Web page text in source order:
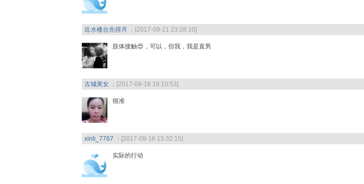
近水楼台先得月 ：[2017-09-21 23:28:10]
肢体接触😍，可以，但我，我是直男
古城美女 ：[2017-09-16 16:10:53]
很准
xinli_7767 ：[2017-09-16 15:32:15]
实际的行动